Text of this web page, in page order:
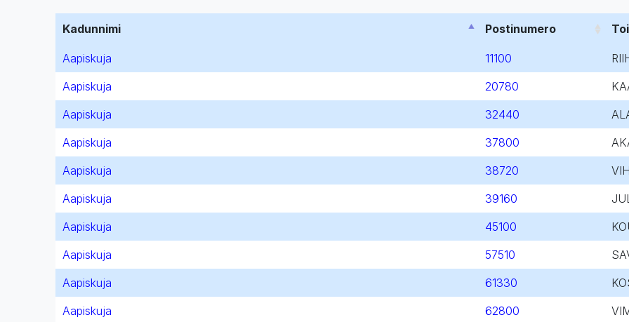
Kadunnimi Postinumero
Aapiskuja 11100
Aapiskuja
20780
Aapiskuja
32440
Aapiskuja
37800
Aapiskuja
38720
Aapiskuja
39160
Aapiskuja
45100
Aapiskuja
57510
Aapiskuja
61330
Aapiskuja
62800